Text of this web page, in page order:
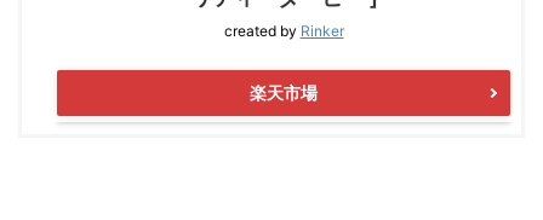
created by Rinker
楽天市場